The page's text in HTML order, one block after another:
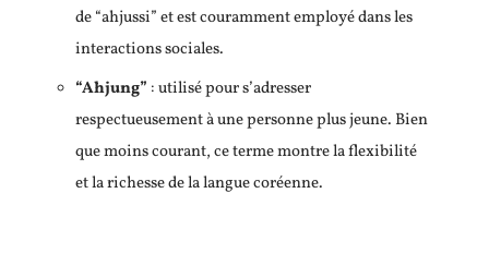
de “ahjussi” et est couramment employé dans les
interactions sociales.
“Ahjung” : utilisé pour s’adresser
respectueusement à une personne plus jeune. Bien
que moins courant, ce terme montre la flexibilité
et la richesse de la langue coréenne.